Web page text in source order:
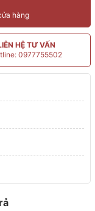
hàng
HỆ TƯ VẤN
0977755502